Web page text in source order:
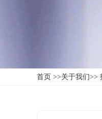
首页 >>关于我们>>